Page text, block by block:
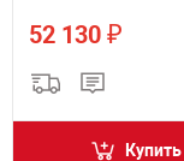
52 130 ₽
Купить